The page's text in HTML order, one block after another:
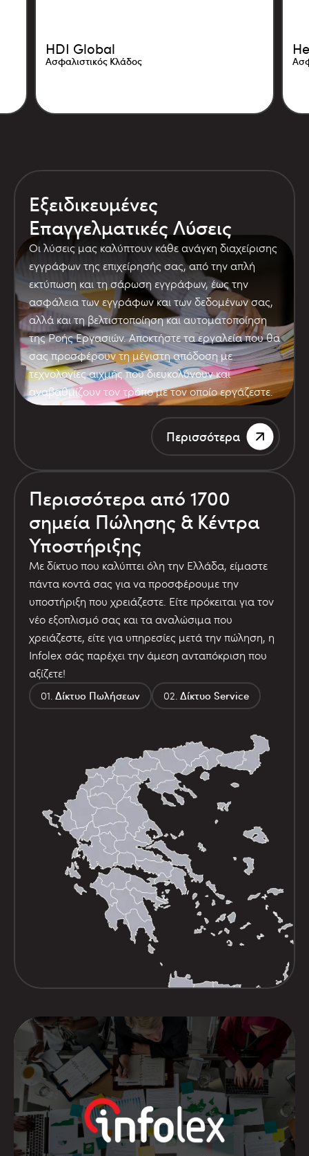
HDI Global
Ασφαλιστικός Κλάδος
Εξειδικευμένες
Επαγγελματικές Λύσεις
Οι λύσεις μας καλύπτουν κάθε ανάγκη διαχείρισης
εγγράφων της επιχείρησής σας, από την απλή
εκτύπωση και τη σάρωση εγγράφων, έως την
ασφάλεια των εγγράφων και των δεδομένων σας,
αλλά και τη βελτιστοποίηση και αυτοματοποίηση
της Ροής Εργασιών. Αποκτήστε τα εργαλεία που θα
σας προσφέρουν τη μέγιστη απόδοση με
τεχνολογίες αιχμής που διευκολύνουν και
αναβαθμίζουν τον τρόπο με τον οποίο εργάζεστε.
Περισσότερα
Περισσότερα από 1700
σημεία Πώλησης & Κέντρα
Υποστήριξης
Με δίκτυο που καλύπτει όλη την Ελλάδα, είμαστε
πάντα κοντά σας για να προσφέρουμε την
υποστήριξη που χρειάζεστε. Είτε πρόκειται για τον
νέο εξοπλισμό σας και τα αναλώσιμα που
χρειάζεστε, είτε για υπηρεσίες μετά την πώληση, η
Infolex σάς παρέχει την άμεση ανταπόκριση που
αξίζετε!
Δίκτυο Πωλήσεων Δίκτυο Service